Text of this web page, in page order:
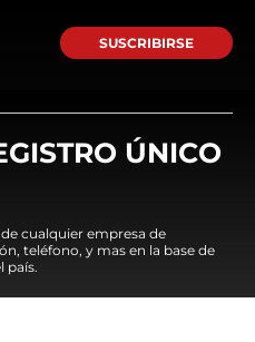
SUSCRIBIRSE
ÚNICO
cualquier empresa de
teléfono, y mas en la base de
país.